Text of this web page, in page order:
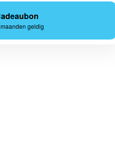
geldig